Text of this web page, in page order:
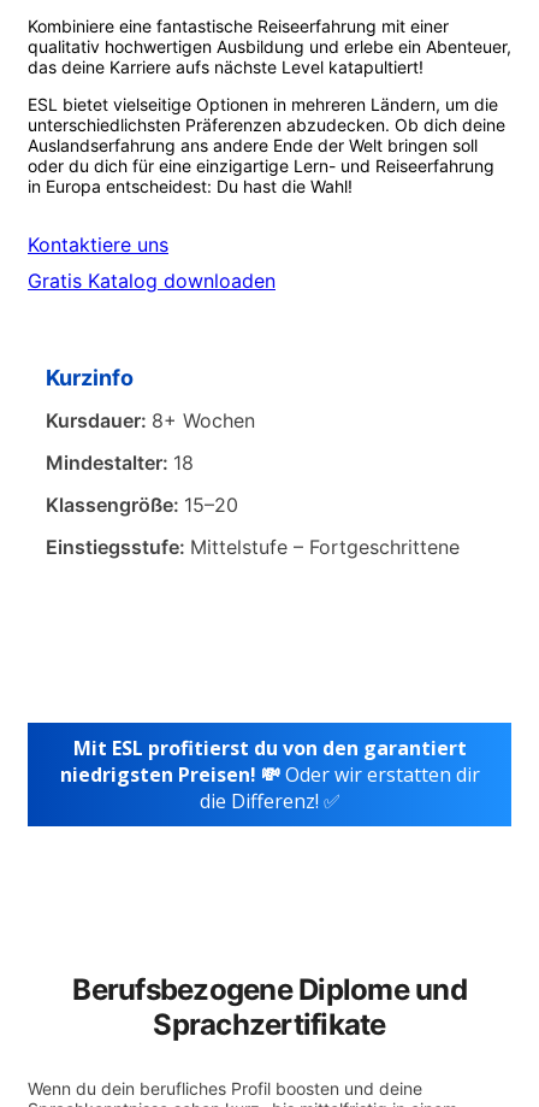
Kombiniere eine fantastische Reiseerfahrung mit einer
qualitativ hochwertigen Ausbildung und erlebe ein Abenteuer,
das deine Karriere aufs nächste Level katapultiert!
ESL bietet vielseitige Optionen in mehreren Ländern, um die
unterschiedlichsten Präferenzen abzudecken. Ob dich deine
Auslandserfahrung ans andere Ende der Welt bringen soll
oder du dich für eine einzigartige Lern- und Reiseerfahrung
in Europa entscheidest: Du hast die Wahl!
Kurzinfo
Kursdauer: 8+ Wochen
Mindestalter: 18
Klassengröße: 15–20
Einstiegsstufe: Mittelstufe – Fortgeschrittene
Kontaktiere uns
Gratis Katalog downloaden
Mit ESL profitierst du von den garantiert
niedrigsten Preisen! 💸Oder wir erstatten dir
die Differenz! ✅
Berufsbezogene Diplome und
Sprachzertifikate
Wenn du dein berufliches Profil boosten und deine